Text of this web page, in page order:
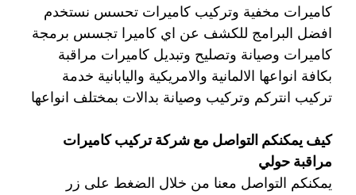
كاميرات مخفية وتركيب كاميرات تحسس نستخدم
افضل البرامج للكشف عن اي كاميرا تجسس برمجة
كاميرات وصيانة وتصليح وتبديل كاميرات مراقبة
بكافة انواعها الالمانية والامريكية واليابانية خدمة
تركيب انتركم وتركيب وصيانة بدالات بمختلف انواعها
كيف يمكنكم التواصل مع شركة تركيب كاميرات
مراقبة حولي
يمكنكم التواصل معنا من خلال الضغط على زر